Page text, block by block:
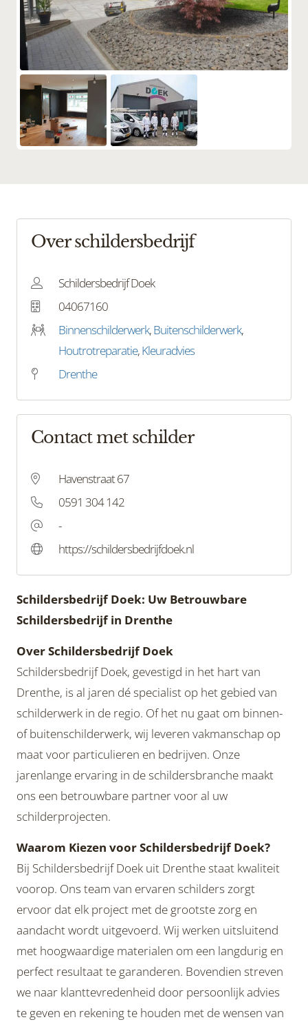
Over schildersbedrijf
Schildersbedrijf Doek
04067160
Binnenschilderwerk,Buitenschilderwerk,
Houtrotreparatie,Kleuradvies
Drenthe
Contact met schilder
Havenstraat 67
0591 304 142
-
https://schildersbedrijfdoek.nl
Schildersbedrijf Doek: Uw Betrouwbare
Schildersbedrijf in Drenthe
Over Schildersbedrijf Doek
Schildersbedrijf Doek, gevestigd in het hart van
Drenthe, is al jaren dé specialist op het gebied van
schilderwerk in de regio. Of het nu gaat om binnen-
of buitenschilderwerk, wij leveren vakmanschap op
maat voor particulieren en bedrijven. Onze
jarenlange ervaring in de schildersbranche maakt
ons een betrouwbare partner voor al uw
schilderprojecten.
Waarom Kiezen voor Schildersbedrijf Doek?
Bij Schildersbedrijf Doek uit Drenthe staat kwaliteit
voorop. Ons team van ervaren schilders zorgt
ervoor dat elk project met de grootste zorg en
aandacht wordt uitgevoerd. Wij werken uitsluitend
met hoogwaardige materialen om een langdurig en
perfect resultaat te garanderen. Bovendien streven
we naar klanttevredenheid door persoonlijk advies
te geven en rekening te houden met de wensen van